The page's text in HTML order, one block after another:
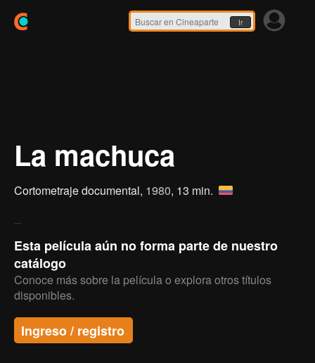
Ir
La machuca
Cortometraje documental, 1980, 13 min.
Esta película aún no forma parte de nuestro
catálogo
Conoce más sobre la película o explora otros títulos
disponibles.
Ingreso / registro